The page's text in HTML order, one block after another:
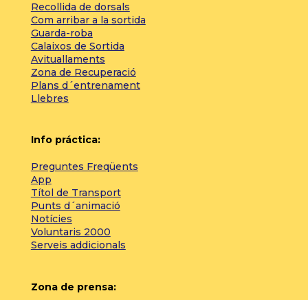
Recollida de dorsals
Com arribar a la sortida
Guarda-roba
Calaixos de Sortida
Avituallaments
Zona de Recuperació
Plans d´entrenament
Llebres
Info práctica:
Preguntes Freqüents
App
Títol de Transport
Punts d´animació
Notícies
Voluntaris 2000
Serveis addicionals
Zona de prensa: